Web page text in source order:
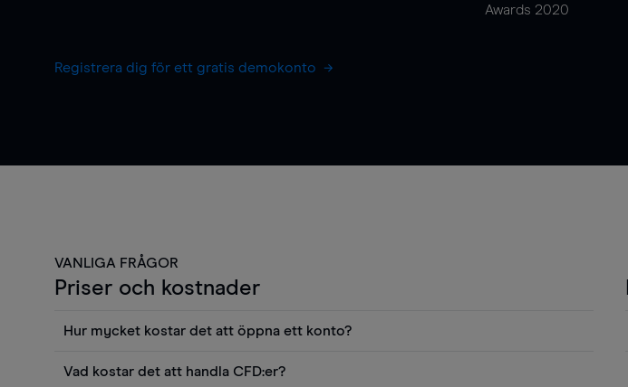
Awards 2020
Registrera dig för ett gratis demokonto
VANLIGA FRÅGOR
Priser och kostnader
Hur mycket kostar det att öppna ett konto?
Vad kostar det att handla CFD:er?